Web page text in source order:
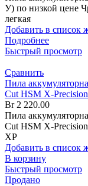
У) по низкой цене
легкая
Добавить в список
Подробнее
Быстрый просмотр
Сравнить
Пила
Cut HSM X-
Br2 220.00
Пила
Cut HSM X-
XP
Добавить в список
В корзину
Быстрый просмотр
Продано